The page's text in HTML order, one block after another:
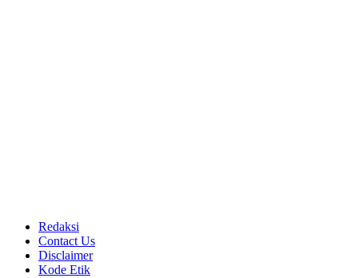
Redaksi
Contact Us
Disclaimer
Kode Etik